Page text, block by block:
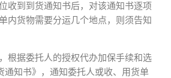
收到到货通知书后，对该通知书逐项
内货物需要分运几个地点，则须告知
根据委托人的授权代办加保手续和选
知书》，通知委托人或收、用货单